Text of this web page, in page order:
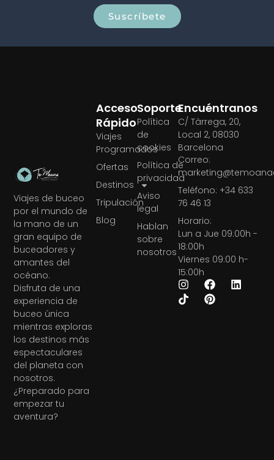
Suscríbete
Viajes de buceo
por el mundo de
la mano de un
gran equipo de
buceadores y
amantes del
océano.
Disfruta de una
experiencia de
buceo única
mientras exploras
los destinos más
espectaculares
del planeta con
nosotros.
¿Preparado para
empezar tu
aventura?
Soporte
Política
de
cookies
Política de
privacidad
Aviso
legal
Hablan
sobre
nosotros
Acceso
Rápido
Viajes
Programados
Ofertas
Destinos
Tripulación
Blog
Encuéntranos
C/ Tàrrega, 20,
Local 2, 08030
Barcelona
Correo:
Teléfono: +34 633
76 46 13
Horario:
Lun a Jue 09:00h -
18:00h
Viernes 09:00 h-
15:00h